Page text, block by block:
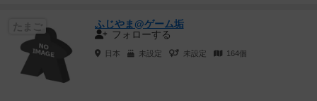
ふじやま@ゲーム垢
フォローする
日本 未設定 未設定 164個